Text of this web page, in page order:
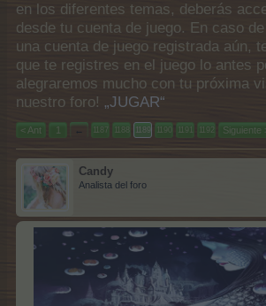
en los diferentes temas, deberás
desde tu cuenta de juego. En caso
una cuenta de juego registrada aún,
que te registres en el juego lo antes
alegraremos mucho con tu próxima
nuestro foro! „JUGAR“
< Ant 1 ← 1187 1188 1189 1190 1191 1192 Siguiente
Candy
Analista del foro